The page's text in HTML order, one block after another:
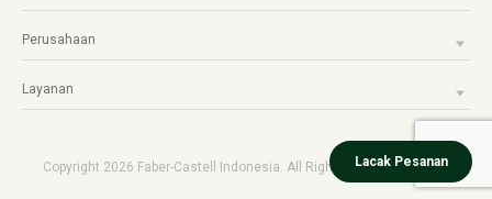
Lacak Pesanan
Perusahaan
Layanan
Copyright 2026 Faber-Castell Indonesia. All Rights reserved.